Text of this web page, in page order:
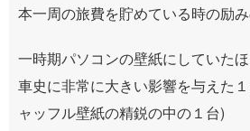
本一周の旅費を貯めている時の励み
一時期パソコンの壁紙にしていた
車史に非常に大きい影響を与えた
ャッフル壁紙の精鋭の中の１台)